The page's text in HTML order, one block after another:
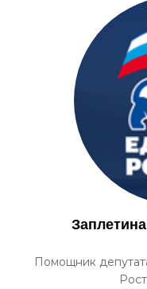
Помощник